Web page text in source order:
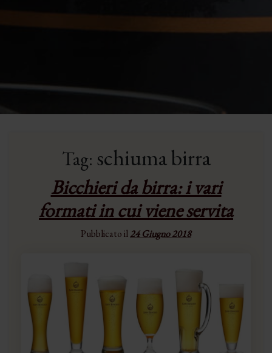
Tag: schiuma birra
Bicchieri da birra: i vari
formati in cui viene servita
Pubblicato il24 Giugno 2018